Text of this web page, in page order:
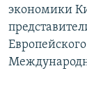
English
Русский
экономики